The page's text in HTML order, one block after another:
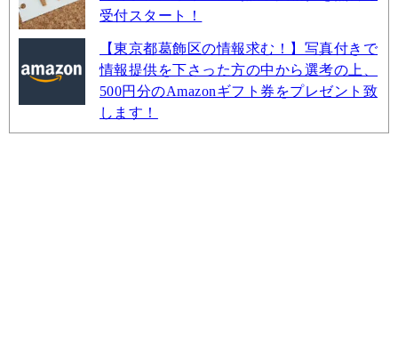
受付スタート！
【東京都葛飾区の情報求む！】写真付きで
情報提供を下さった方の中から選考の上、
500円分のAmazonギフト券をプレゼント致
します！